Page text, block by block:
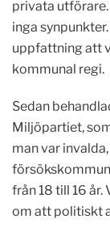
privata
inga
uppfattning att
kommunal regi.
Sedan
Miljöpartiet,
man var
från 18 till 16
om att politiskt